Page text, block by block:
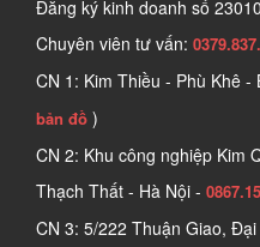
Đăng ký kinh doanh số
Chuyên viên tư vấn:
CN 1: Kim Thiều - Phù Khê -
bản đồ )
CN 2: Khu công nghiệp Kim
Thạch Thất - Hà Nội -
CN 3: 5/222 Thuận Giao,